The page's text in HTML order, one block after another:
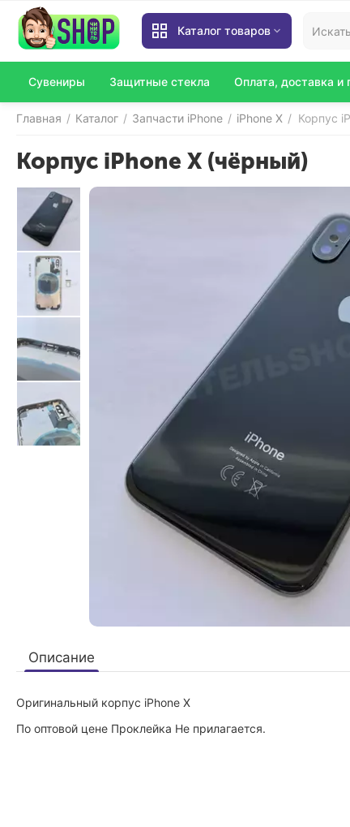
Каталог товаров
Сувениры Защитные стекла Оплата, доставка и
Главная / Каталог / Запчасти iPhone / iPhone X / Корпус
Корпус iPhone X (чёрный)
Описание
Оригинальный корпус iPhone X
По оптовой цене Проклейка Не прилагается.